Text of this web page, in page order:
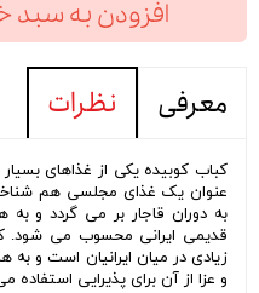
افزودن به سبد
معرفی نظرات
کباب کوبیده یکی از غذاهای
عنوان یک غذای مجلسی هم
به دوران قاجار بر می گردد و
قدیمی ایرانی محسوب می شود.
زیادی در میان ایرانیان است و
و عزا از آن برای پذیرایی استفاده